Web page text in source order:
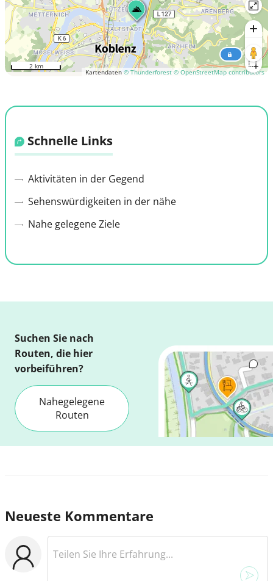
Kartendaten © Thunderforest © OpenStreetMap contributors
2 km
Schnelle Links
Aktivitäten in der Gegend
Sehenswürdigkeiten in der nähe
Nahe gelegene Ziele
Suchen Sie nach
Routen, die hier
vorbeiführen?
Nahegelegene
Routen
Neueste Kommentare